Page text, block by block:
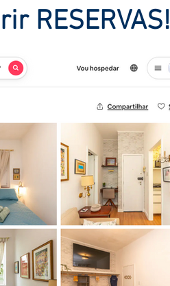
RESERVAS!